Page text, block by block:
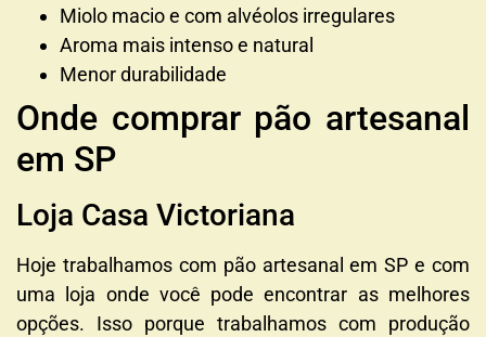
Miolo macio e com alvéolos irregulares
Aroma mais intenso e natural
Menor durabilidade
Onde comprar pão artesanal
em SP
Loja Casa Victoriana
Hoje trabalhamos com pão artesanal em SP e com
uma loja onde você pode encontrar as melhores
opções. Isso porque trabalhamos com produção